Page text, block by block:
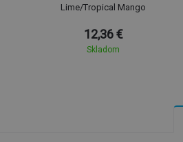
Lime/Tropical Mango
12,36 €
Skladom